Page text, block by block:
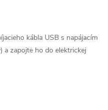
kábla USB s napájacím
a zapojte ho do elektrickej